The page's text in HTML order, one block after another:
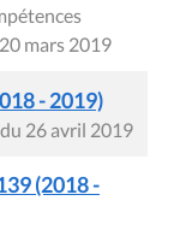
mars 2019
- 2019)
26 avril 2019
(2018 -